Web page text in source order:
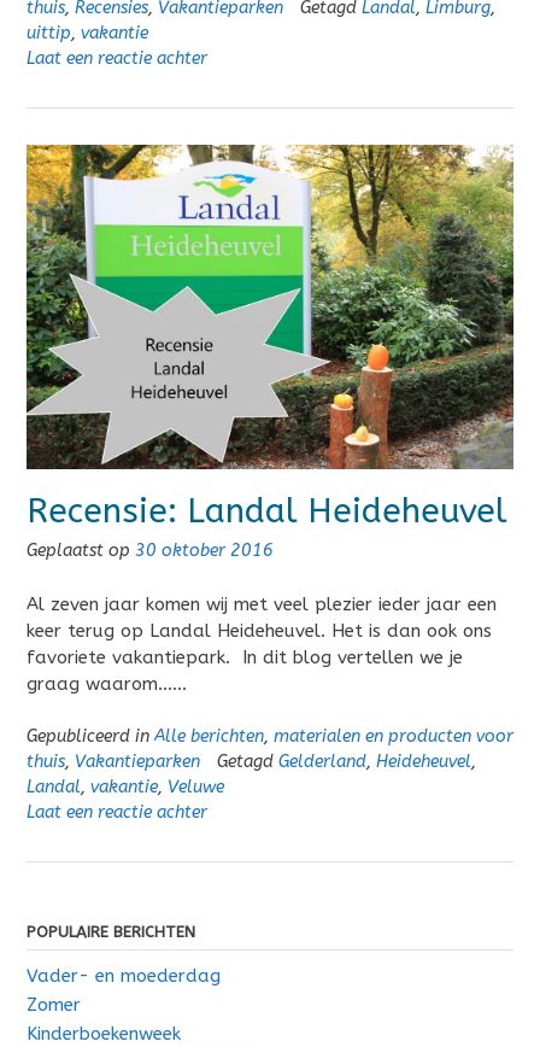
thuis, Recensies, Vakantieparken Getagd Landal, Limburg,
uittip, vakantie
Laat een reactie achter
Recensie: Landal Heideheuvel
Geplaatst op 30 oktober 2016
Al zeven jaar komen wij met veel plezier ieder jaar een
keer terug op Landal Heideheuvel. Het is dan ook ons
favoriete vakantiepark. In dit blog vertellen we je
graag waarom……
Gepubliceerd inAlle berichten, materialen en producten voor
thuis, Vakantieparken Getagd Gelderland, Heideheuvel,
Landal, vakantie, Veluwe
Laat een reactie achter
POPULAIRE BERICHTEN
Vader- en moederdag
Zomer
Kinderboekenweek